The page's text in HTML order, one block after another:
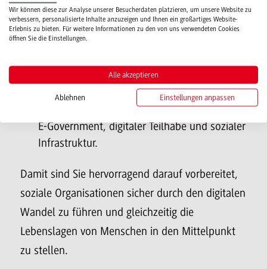
Managerin in sozialen Organisationen
Schnittstelle zwischen Fachbereich Soziale
Arbeit, IT und Management
Öffentlichkeitsarbeit und Social Media
Mitarbeit in Innovations- und
Entwicklungsabteilungen oder Projekten zu
E-Government, digitaler Teilhabe und sozialer
Infrastruktur.
Damit sind Sie hervorragend darauf vorbereitet,
soziale Organisationen sicher durch den digitalen
Wandel zu führen und gleichzeitig die
Lebenslagen von Menschen in den Mittelpunkt
zu stellen.
Wir können diese zur Analyse unserer Besucherdaten platzieren, um unsere Website zu
verbessern, personalisierte Inhalte anzuzeigen und Ihnen ein großartiges Website-
Erlebnis zu bieten. Für weitere Informationen zu den von uns verwendeten Cookies
öffnen Sie die Einstellungen.
Alle akzeptieren
Ablehnen Einstellungen anpassen